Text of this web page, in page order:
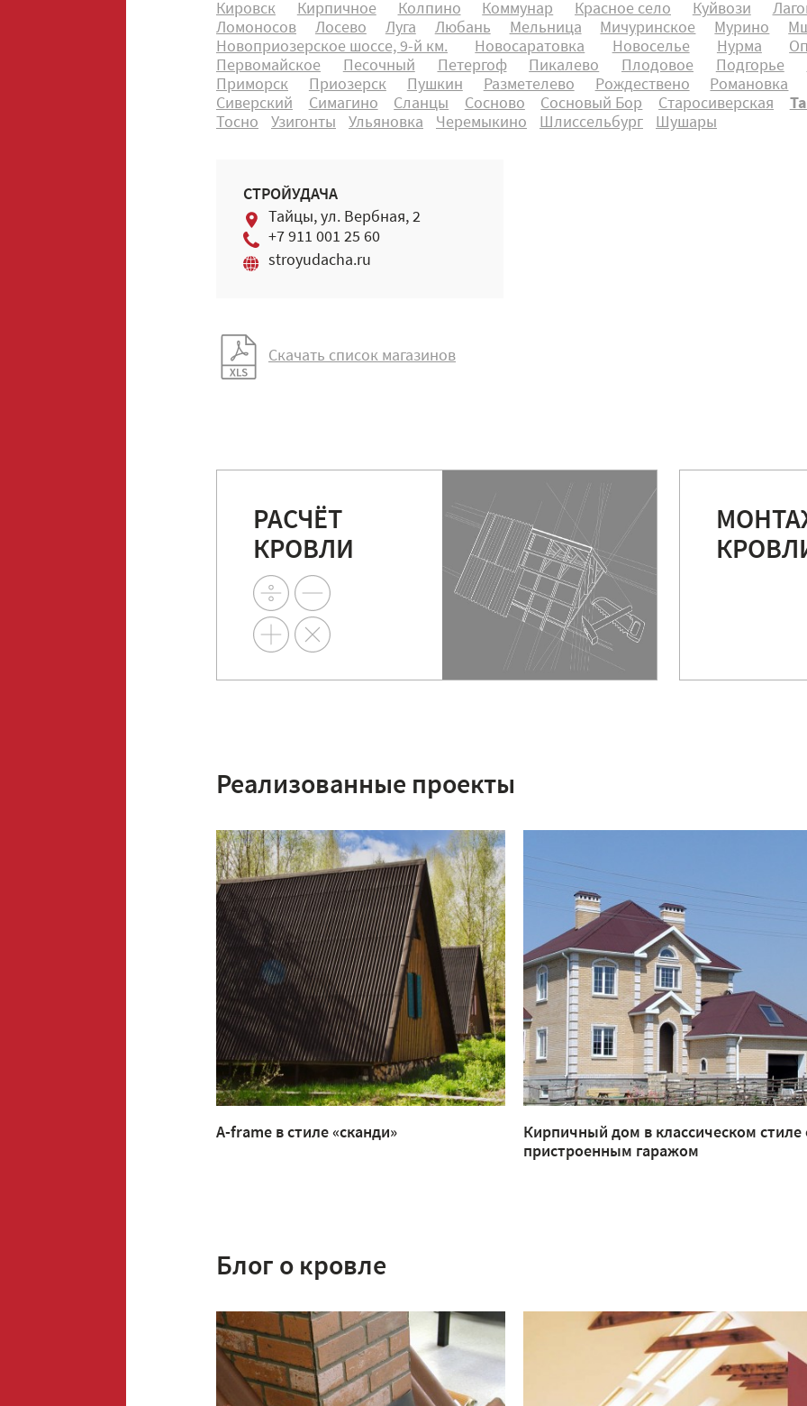
Кировск
Кирпичное Колпино Коммунар Красное село Куйвози
Ломоносов
Лосево Луга Любань Мельница Мичуринское Мурино
Новоприозерское шоссе, 9-й км.
Новосаратовка Новоселье Нурма
Первомайское
Песочный Петергоф Пикалево Плодовое Подгорье
Приморск
Приозерск Пушкин Разметелево Рождествено
Романовка
Сиверский
Симагино Сланцы Сосново Сосновый Бор Старосиверская
Тосно
Узигонты Ульяновка Черемыкино Шлиссельбург Шушары
СТРОЙУДАЧА
Тайцы, ул. Вербная, 2
+7 911 001 25 60
stroyudacha.ru
Скачать список магазинов
РАСЧЁТ
КРОВЛИ
Реализованные проекты
A-frame в стиле «сканди»
Кирпичный дом в классическом стиле
пристроенным гаражом
Блог о кровле